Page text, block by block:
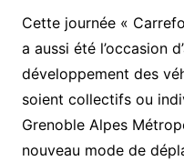
Cette journée «
a aussi été l’occasion
développement des
soient collectifs ou
Grenoble Alpes
nouveau mode de